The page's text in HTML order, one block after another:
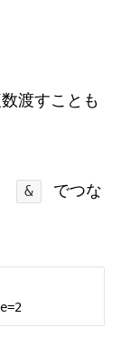
渡すことも
&
でつな
keyword=php&category=programming&page=2